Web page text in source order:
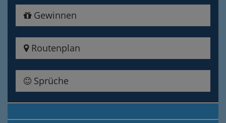
Gewinnen
Routenplan
Sprüche